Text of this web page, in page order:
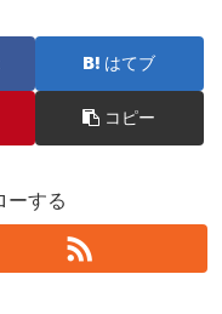
はてブ
コピー
ーする